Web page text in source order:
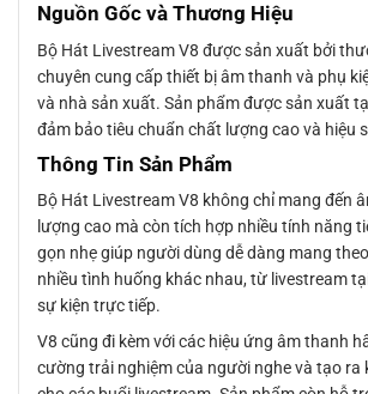
Nguồn Gốc và Thương Hiệu
Bộ Hát Livestream V8 được sản xuất bởi
chuyên cung cấp thiết bị âm thanh và phụ
và nhà sản xuất. Sản phẩm được sản xuất
đảm bảo tiêu chuẩn chất lượng cao và hiệu
Thông Tin Sản Phẩm
Bộ Hát Livestream V8 không chỉ mang đến
lượng cao mà còn tích hợp nhiều tính năng
gọn nhẹ giúp người dùng dễ dàng mang
nhiều tình huống khác nhau, từ livestream
sự kiện trực tiếp.
V8 cũng đi kèm với các hiệu ứng âm thanh
cường trải nghiệm của người nghe và tạo ra